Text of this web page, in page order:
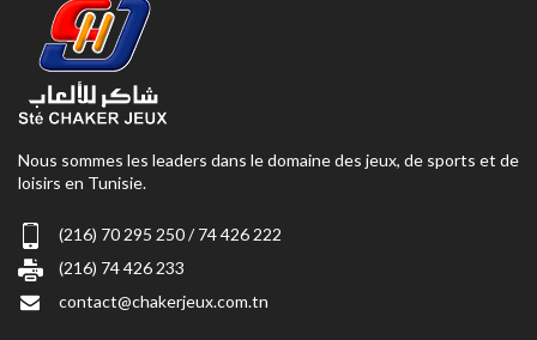
Nous sommes les leaders dans le domaine des jeux, de sports et de
loisirs en Tunisie.
(216) 70 295 250 / 74 426 222
(216) 74 426 233
contact@chakerjeux.com.tn